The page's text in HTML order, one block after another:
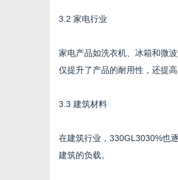
3.2 家电行业
家电产品如洗衣机、冰箱和微
仅提升了产品的耐用性，还提高
3.3 建筑材料
在建筑行业，330GL3030%也
建筑的负载。